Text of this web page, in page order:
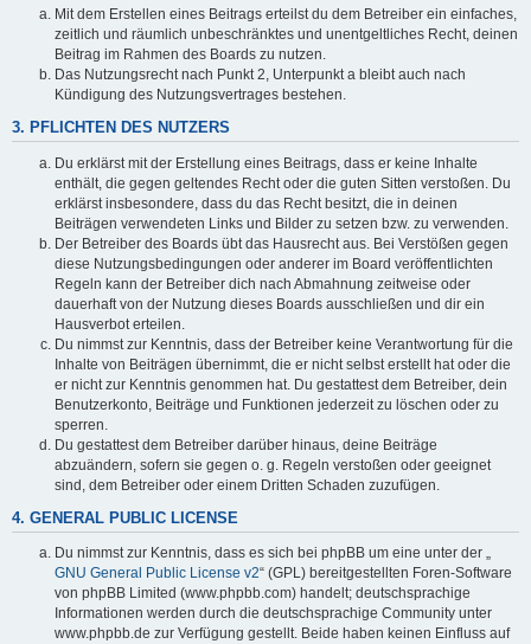
Mit dem Erstellen eines Beitrags erteilst du dem Betreiber ein einfaches,
zeitlich und räumlich unbeschränktes und unentgeltliches Recht, deinen
Beitrag im Rahmen des Boards zu nutzen.
Das Nutzungsrecht nach Punkt 2, Unterpunkt a bleibt auch nach
Kündigung des Nutzungsvertrages bestehen.
3. PFLICHTEN DES NUTZERS
Du erklärst mit der Erstellung eines Beitrags, dass er keine Inhalte
enthält, die gegen geltendes Recht oder die guten Sitten verstoßen. Du
erklärst insbesondere, dass du das Recht besitzt, die in deinen
Beiträgen verwendeten Links und Bilder zu setzen bzw. zu verwenden.
Der Betreiber des Boards übt das Hausrecht aus. Bei Verstößen gegen
diese Nutzungsbedingungen oder anderer im Board veröffentlichten
Regeln kann der Betreiber dich nach Abmahnung zeitweise oder
dauerhaft von der Nutzung dieses Boards ausschließen und dir ein
Hausverbot erteilen.
Du nimmst zur Kenntnis, dass der Betreiber keine Verantwortung für die
Inhalte von Beiträgen übernimmt, die er nicht selbst erstellt hat oder die
er nicht zur Kenntnis genommen hat. Du gestattest dem Betreiber, dein
Benutzerkonto, Beiträge und Funktionen jederzeit zu löschen oder zu
sperren.
Du gestattest dem Betreiber darüber hinaus, deine Beiträge
abzuändern, sofern sie gegen o. g. Regeln verstoßen oder geeignet
sind, dem Betreiber oder einem Dritten Schaden zuzufügen.
4. GENERAL PUBLIC LICENSE
Du nimmst zur Kenntnis, dass es sich bei phpBB um eine unter der „
GNU General Public License v2“ (GPL) bereitgestellten Foren-Software
von phpBB Limited (www.phpbb.com) handelt; deutschsprachige
Informationen werden durch die deutschsprachige Community unter
www.phpbb.de zur Verfügung gestellt. Beide haben keinen Einfluss auf